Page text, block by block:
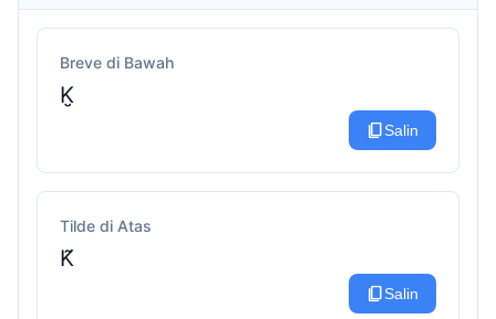
Breve di Bawah
K̮
content_copySalin
Tilde di Atas
K̃
content_copySalin